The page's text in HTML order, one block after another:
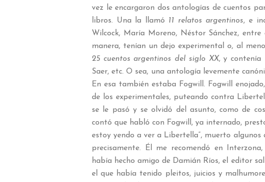
vez le encargaron dos antologías de cuentos
libros. Una la llamó
11 relatos argentinos, e
Wilcock, María Moreno, Néstor Sánchez,
manera, tenían un dejo experimental o, al
25 cuentos argentinos del siglo XX, y contenía
Saer, etc. O sea, una antología levemente
En esa también estaba Fogwill. Fogwill
de los experimentales, puteando contra
se le pasó y se olvidó del asunto, como de
contó que habló con Fogwill, ya internado,
estoy yendo a ver a Libertella”, muerto
precisamente. Él me recomendó en
había hecho amigo de Damián Ríos, el editor
el que había tenido pleitos, juicios y